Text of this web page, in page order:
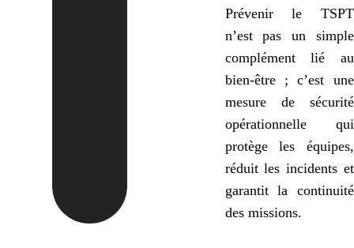
Prévenir le TSPT
n’est pas un simple
complément lié au
bien-être ; c’est une
mesure de sécurité
opérationnelle qui
protège les équipes,
réduit les incidents et
garantit la continuité
des missions.